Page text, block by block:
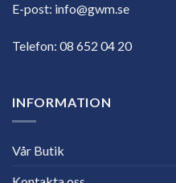
E-post: info@gwm.se
Telefon: 08 652 04 20
INFORMATION
Vår Butik